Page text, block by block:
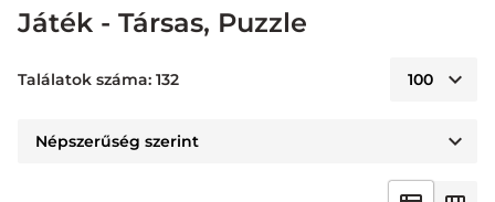
Játék - Társas, Puzzle
Találatok száma: 132